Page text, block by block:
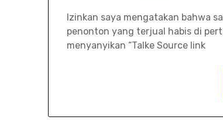
Izinkan saya mengatakan bahwa
penonton yang terjual habis di
menyanyikan “Talke Source link